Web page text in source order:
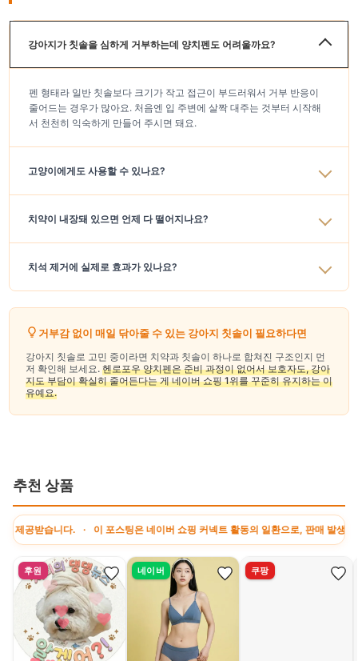
강아지가 칫솔을 심하게 거부하는데 양치펜도 어려울까요?
펜 형태라 일반 칫솔보다 크기가 작고 접근이 부드러워서 거부 반응이
줄어드는 경우가 많아요. 처음엔 입 주변에 살짝 대주는 것부터 시작해
서 천천히 익숙하게 만들어 주시면 돼요.
고양이에게도 사용할 수 있나요?
치약이 내장돼 있으면 언제 다 떨어지나요?
치석 제거에 실제로 효과가 있나요?
거부감 없이 매일 닦아줄 수 있는 강아지 칫솔이 필요하다면
강아지 칫솔로 고민 중이라면 치약과 칫솔이 하나로 합쳐진 구조인지 먼
저 확인해 보세요. 헨로포우 양치펜은 준비 과정이 없어서 보호자도, 강아
지도 부담이 확실히 줄어든다는 게 네이버 쇼핑 1위를 꾸준히 유지하는 이
유예요.
추천 상품
습니다. · 이 포스팅은 네이버 쇼핑 커넥트 활동의 일환으로, 판매 발생 시
후원 네이버 쿠팡